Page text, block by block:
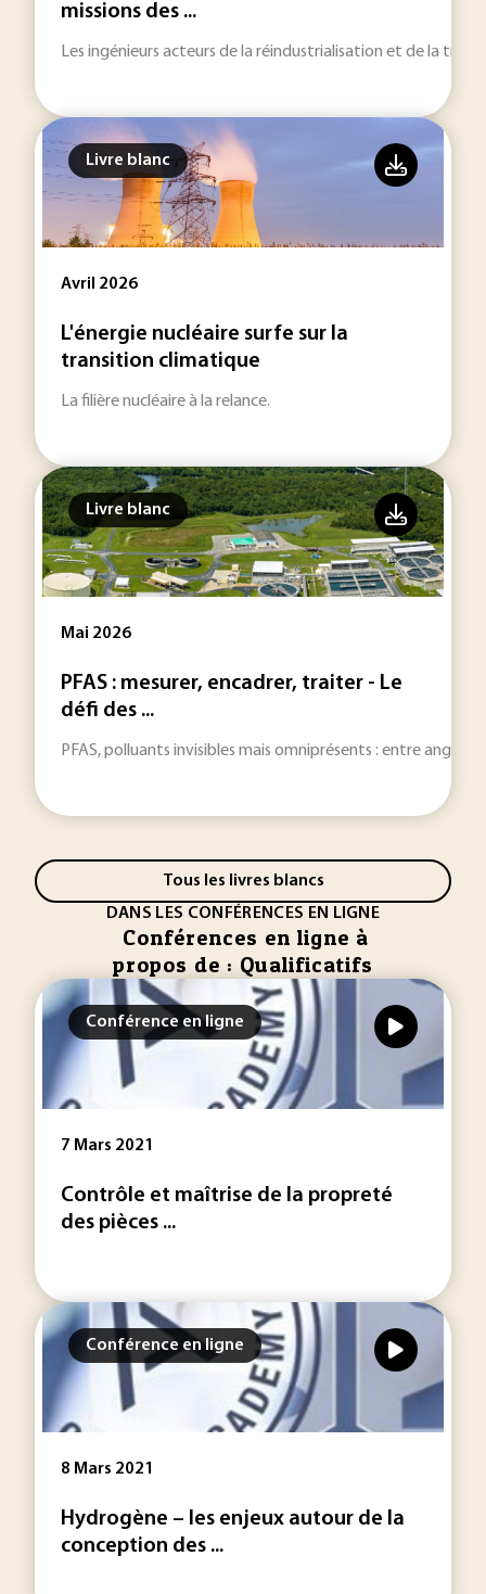
missions des ...
Les ingénieurs acteurs de la réindustrialisation et de la
Livre blanc
Avril 2026
L'énergie nucléaire surfe sur la
transition climatique
La filière nucléaire à la relance.
Livre blanc
Mai 2026
PFAS : mesurer, encadrer, traiter - Le
défi des ...
PFAS, polluants invisibles mais omniprésents : entre angles
Tous les livres blancs
DANS LES CONFÉRENCES EN LIGNE
Conférences en ligne à
propos de : Qualificatifs
Conférence en ligne
7 Mars 2021
Contrôle et maîtrise de la propreté
des pièces ...
Conférence en ligne
8 Mars 2021
Hydrogène – les enjeux autour de la
conception des ...